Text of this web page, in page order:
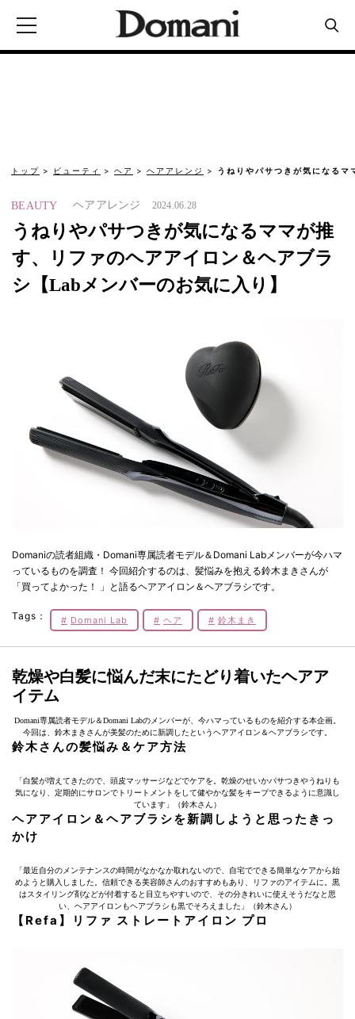
トップ ビューティ ヘア ヘアアレンジ うねりやパサつきが気になる
BEAUTY ヘアアレンジ 2024.06.28
うねりやパサつきが気になるママが推
す、リファのヘアアイロン＆ヘアブラ
シ【Labメンバーのお気に入り】
Domaniの読者組織・Domani専属読者モデル＆Domani Labメンバーが今ハマ
っているものを調査！ 今回紹介するのは、髪悩みを抱える鈴木まきさんが
「買ってよかった！ 」と語るヘアアイロン＆ヘアブラシです。
Tags： Domani Lab ヘア 鈴木まき
乾燥や白髪に悩んだ末にたどり着いたヘアア
イテム
Domani専属読者モデル＆Domani Labのメンバーが、今ハマっているものを紹介する本企画。
今回は、鈴木まきさんが美髪のために新調したというヘアアイロン＆ヘアブラシです。
鈴木さんの髪悩み＆ケア方法
「白髪が増えてきたので、頭皮マッサージなどでケアを。乾燥のせいかパサつきやうねりも
気になり、定期的にサロンでトリートメントをして健やかな髪をキープできるように意識し
ています」（鈴木さん）
ヘアアイロン＆ヘアブラシを新調しようと思ったきっ
かけ
「最近自分のメンテナンスの時間がなかなか取れないので、自宅でできる簡単なケアから始
めようと購入しました。信頼できる美容師さんのおすすめもあり、リファのアイテムに。黒
はスタイリング剤などが付着すると目立ちやすいので、その分きれいに使えそうだなと思
い、ヘアアイロンもヘアブラシも黒でそろえました」（鈴木さん）
【Refa】リファ ストレートアイロン プロ